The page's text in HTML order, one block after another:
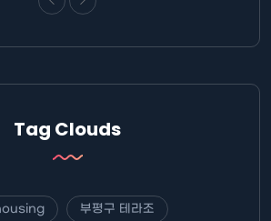
Tag Clouds
부평구 테라조